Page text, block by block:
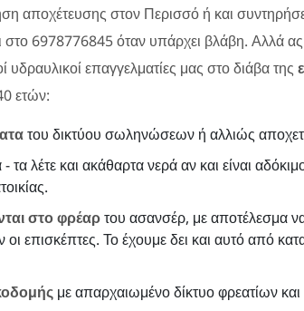
αποχέτευσης στον Περισσό ή και
στο 6978776845 όταν υπάρχει βλάβη. Αλλά
υδραυλικοί επαγγελματίες μας στο διάβα της
ετών:
του δικτύου σωληνώσεων ή αλλιώς
τα λέτε και ακάθαρτα νερά αν και είναι
στο φρέαρτου ασανσέρ, με αποτέλεσμα
επισκέπτες. Το έχουμε δει και αυτό από
με απαρχαιωμένο δίκτυο φρεατίων